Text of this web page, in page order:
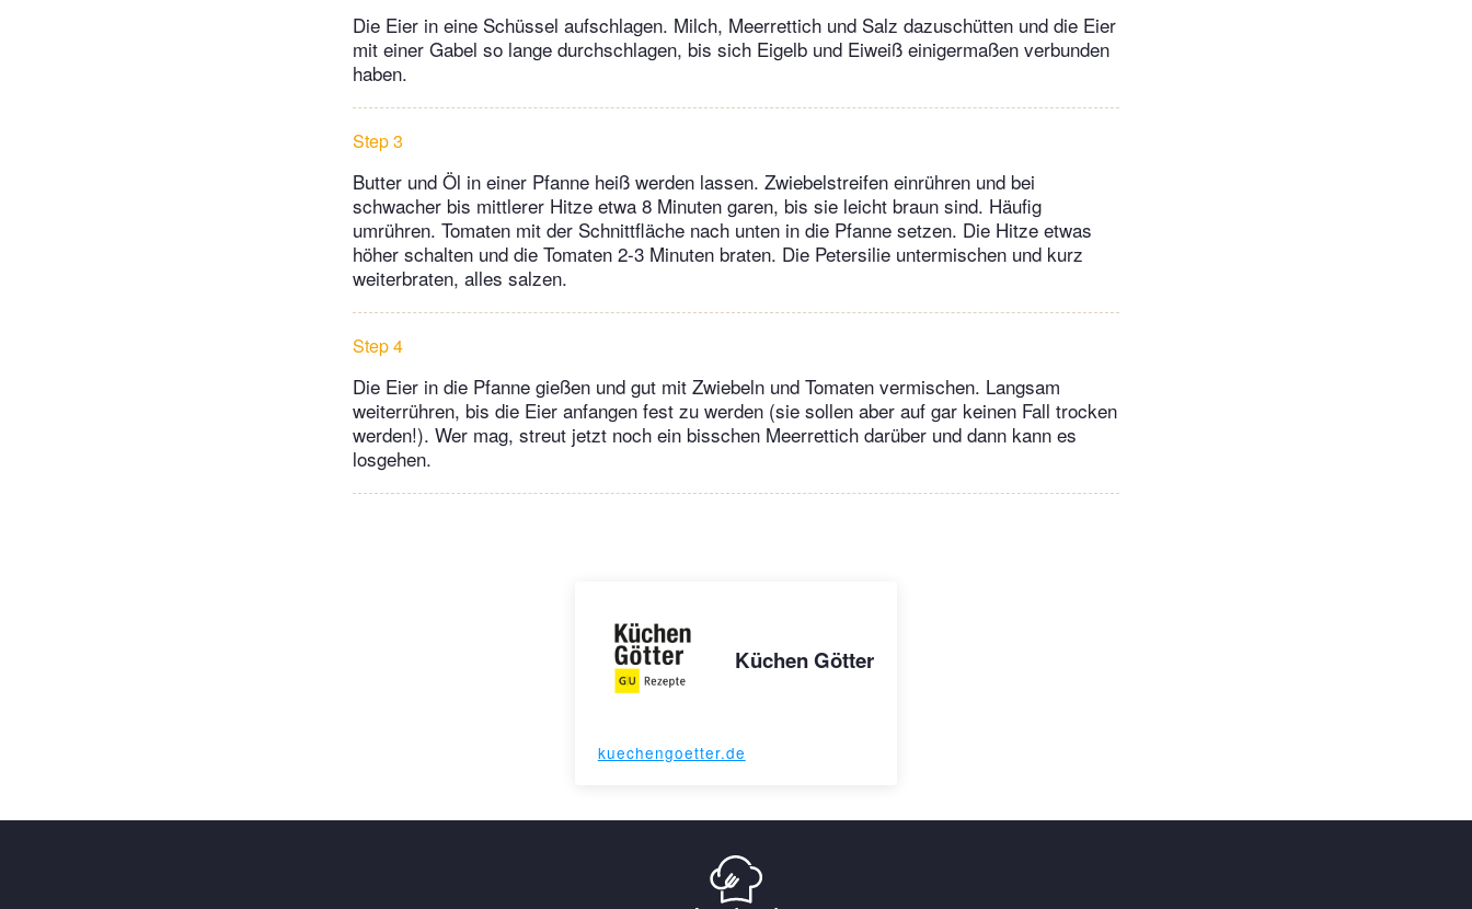
Die Eier in eine Schüssel aufschlagen. Milch, Meerrettich und Salz dazuschütten und die Eier
mit einer Gabel so lange durchschlagen, bis sich Eigelb und Eiweiß einigermaßen verbunden
haben.
Step 3
Butter und Öl in einer Pfanne heiß werden lassen. Zwiebelstreifen einrühren und bei
schwacher bis mittlerer Hitze etwa 8 Minuten garen, bis sie leicht braun sind. Häufig
umrühren. Tomaten mit der Schnittfläche nach unten in die Pfanne setzen. Die Hitze etwas
höher schalten und die Tomaten 2-3 Minuten braten. Die Petersilie untermischen und kurz
weiterbraten, alles salzen.
Step 4
Die Eier in die Pfanne gießen und gut mit Zwiebeln und Tomaten vermischen. Langsam
weiterrühren, bis die Eier anfangen fest zu werden (sie sollen aber auf gar keinen Fall trocken
werden!). Wer mag, streut jetzt noch ein bisschen Meerrettich darüber und dann kann es
losgehen.
Küchen Götter
kuechengoetter.de